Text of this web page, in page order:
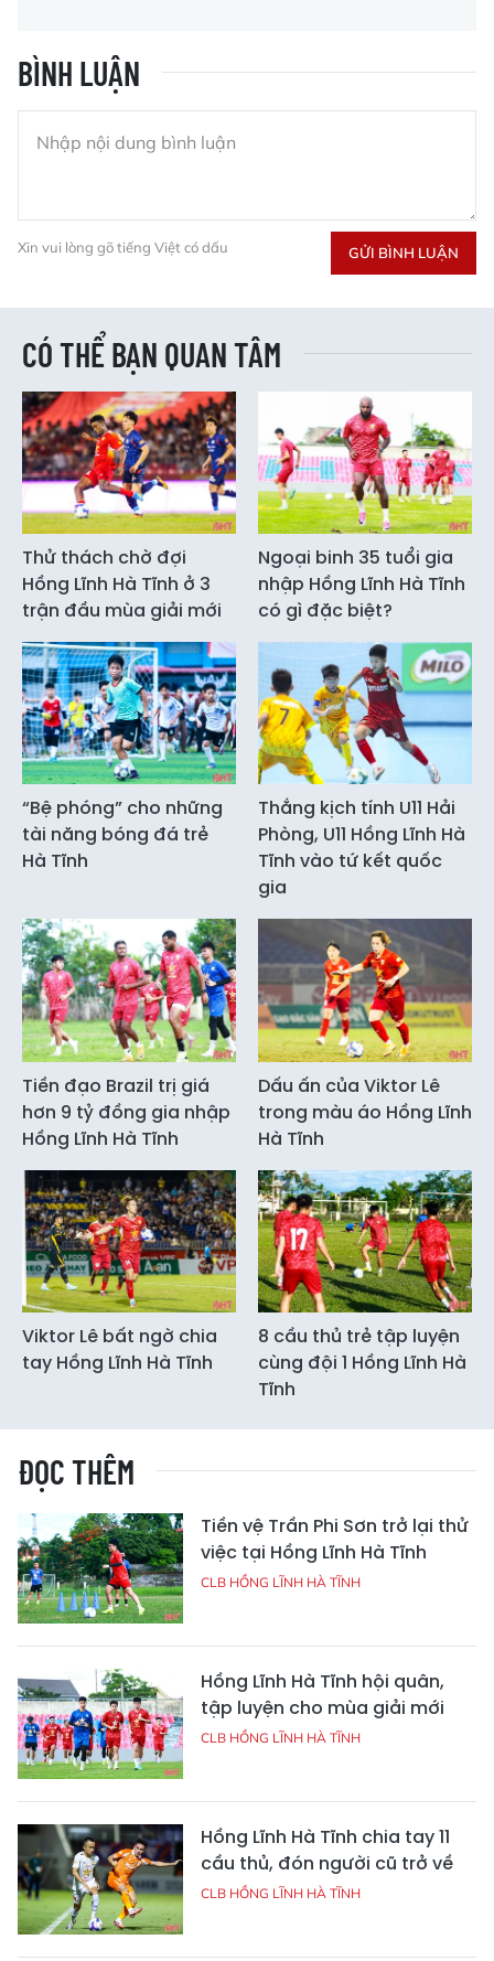
BÌNH LUẬN
Xin vui lòng gõ tiếng Việt có dấu GỬI BÌNH LUẬN
CÓ THỂ BẠN QUAN TÂM
Thử thách chờ đợi
Hồng Lĩnh Hà Tĩnh ở 3
trận đầu mùa giải mới
Ngoại binh 35 tuổi gia
nhập Hồng Lĩnh Hà Tĩnh
có gì đặc biệt?
“Bệ phóng” cho những
tài năng bóng đá trẻ
Hà Tĩnh
Thắng kịch tính U11 Hải
Phòng, U11 Hồng Lĩnh Hà
Tĩnh vào tứ kết quốc
gia
Tiền đạo Brazil trị giá
hơn 9 tỷ đồng gia nhập
Hồng Lĩnh Hà Tĩnh
Dấu ấn của Viktor Lê
trong màu áo Hồng Lĩnh
Hà Tĩnh
Viktor Lê bất ngờ chia
tay Hồng Lĩnh Hà Tĩnh
8 cầu thủ trẻ tập luyện
cùng đội 1 Hồng Lĩnh Hà
Tĩnh
ĐỌC THÊM
Tiền vệ Trần Phi Sơn trở lại thử
việc tại Hồng Lĩnh Hà Tĩnh
CLB HỒNG LĨNH HÀ TĨNH
Hồng Lĩnh Hà Tĩnh hội quân,
tập luyện cho mùa giải mới
CLB HỒNG LĨNH HÀ TĨNH
Hồng Lĩnh Hà Tĩnh chia tay 11
cầu thủ, đón người cũ trở về
CLB HỒNG LĨNH HÀ TĨNH